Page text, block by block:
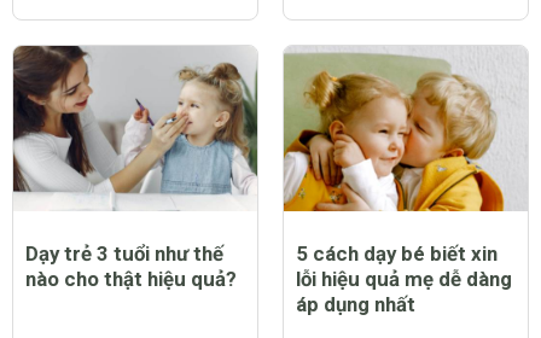
Dạy trẻ 3 tuổi như thế
nào cho thật hiệu quả?
5 cách dạy bé biết xin
lỗi hiệu quả mẹ dễ dàng
áp dụng nhất